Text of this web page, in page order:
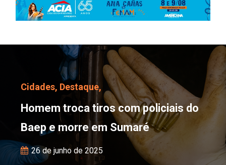
Homem troca tiros
Cidades, Destaque,
Homem troca tiros com policiais do
Baep e morre em Sumaré
26 de junho de 2025